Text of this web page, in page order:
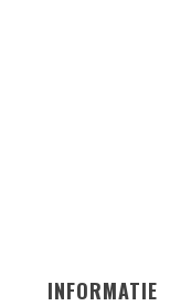
INFORMATIE